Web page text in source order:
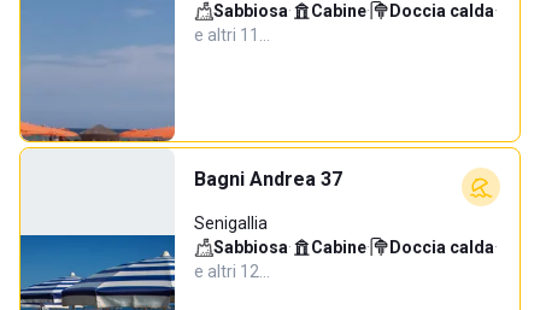
Sabbiosa· Cabine· Doccia calda·
e altri 11…
Bagni Andrea 37
Senigallia
Sabbiosa· Cabine· Doccia calda·
e altri 12…